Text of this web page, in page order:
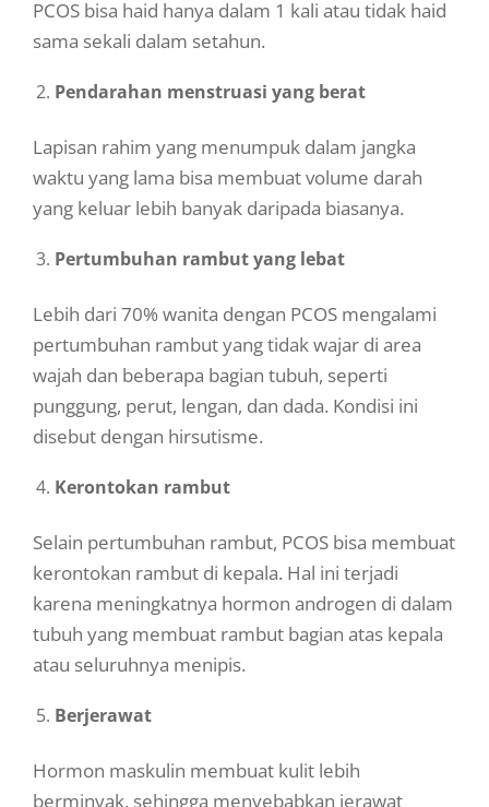
PCOS bisa haid hanya dalam 1 kali atau tidak haid
sama sekali dalam setahun.
Pendarahan menstruasi yang berat
Lapisan rahim yang menumpuk dalam jangka
waktu yang lama bisa membuat volume darah
yang keluar lebih banyak daripada biasanya.
Pertumbuhan rambut yang lebat
Lebih dari 70% wanita dengan PCOS mengalami
pertumbuhan rambut yang tidak wajar di area
wajah dan beberapa bagian tubuh, seperti
punggung, perut, lengan, dan dada. Kondisi ini
disebut dengan hirsutisme.
Kerontokan rambut
Selain pertumbuhan rambut, PCOS bisa membuat
kerontokan rambut di kepala. Hal ini terjadi
karena meningkatnya hormon androgen di dalam
tubuh yang membuat rambut bagian atas kepala
atau seluruhnya menipis.
Berjerawat
Hormon maskulin membuat kulit lebih
berminyak, sehingga menyebabkan jerawat